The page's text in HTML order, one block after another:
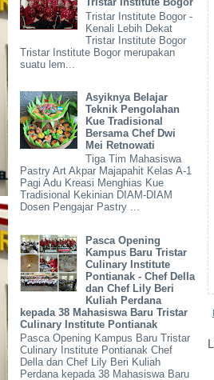
Tristar Institute Bogor -
Kenali Lebih Dekat
Tristar Institute Bogor
Tristar Institute Bogor merupakan
suatu lem...
Asyiknya Belajar
Teknik Pengolahan
Kue Tradisional
Bersama Chef Dwi
Mei Retnowati
Tiga Tim Mahasiswa
Pastry Art Akpar Majapahit Kelas A-1
Pagi Adu Kreasi Menghias Kue
Tradisional Kekinian DIAM-DIAM
Dosen Pengajar Pastry ...
Pasca Opening
Kampus Baru Tristar
Culinary Institute
Pontianak - Chef Della
dan Chef Lily Beri
Kuliah Perdana
kepada 38 Mahasiswa Baru Tristar
Culinary Institute Pontianak
Pasca Opening Kampus Baru Tristar
Culinary Institute Pontianak Chef
Della dan Chef Lily Beri Kuliah
Perdana kepada 38 Mahasiswa Baru